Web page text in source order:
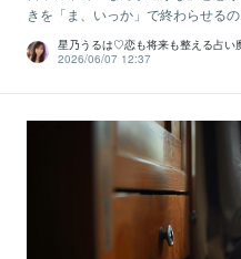
きを「ま、いっか」で終わらせる
星乃うるは♡恋も将来も整える占い
2026/06/07 12:37